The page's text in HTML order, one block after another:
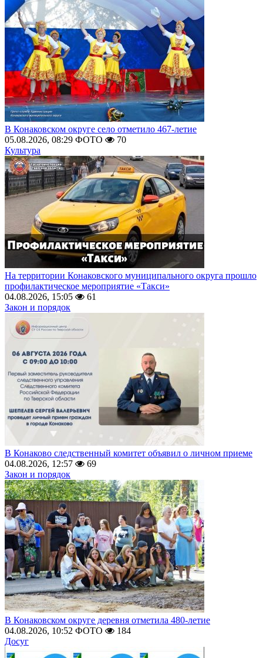
В Конаковском округе село отметило 467-летие
05.08.2026, 08:29 ФОТО
70
Культура
На территории Конаковского муниципального округа прошло
профилактическое мероприятие «Такси»
04.08.2026, 15:05
61
Закон и порядок
В Конаково следственный комитет объявил о личном приеме
04.08.2026, 12:57
69
Закон и порядок
В Конаковском округе деревня отметила 480-летие
04.08.2026, 10:52 ФОТО
184
Досуг